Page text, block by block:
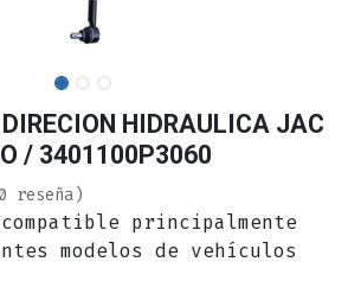
HIDRAULICA JAC
/ 3401100P3060
reseña)
principalmente
modelos de vehículos